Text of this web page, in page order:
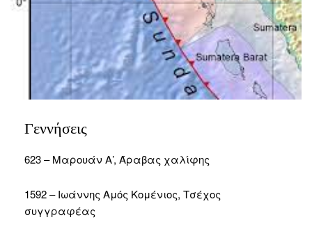
Γεννήσεις
623 – Μαρουάν Α’, Άραβας χαλίφης
1592 – Ιωάννης Αμός Κομένιος, Τσέχος
συγγραφέας